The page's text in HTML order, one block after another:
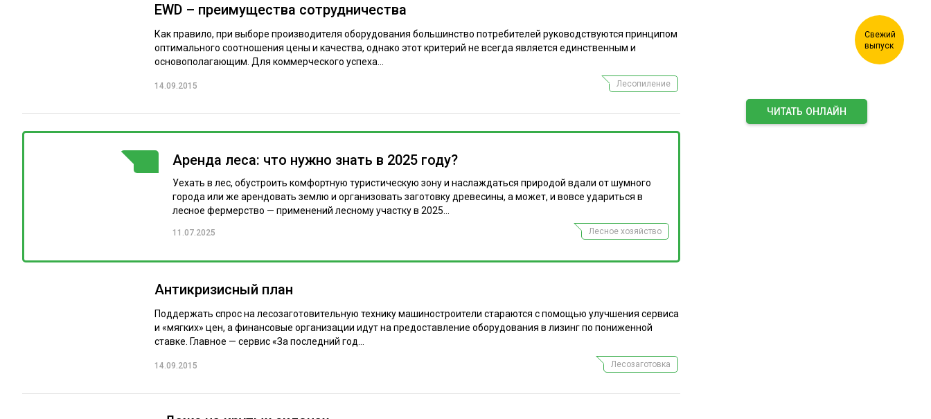
EWD – преимущества сотрудничества
Как правило, при выборе производителя оборудования большинство потребителей руководствуются принципом
оптимального соотношения цены и качества, однако этот критерий не всегда является единственным и
основополагающим. Для коммерческого успеха...
14.09.2015 Лесопиление
Антикризисный план
Поддержать спрос на лесозаготовительную технику машиностроители стараются с помощью улучшения сервиса
и «мягких» цен, а финансовые организации идут на предоставление оборудования в лизинг по пониженной
ставке. Главное — сервис «За последний год...
14.09.2015 Лесозаготовка
ГОРЯЧАЯ ТЕМА
Аренда леса: что нужно знать в 2025 году?
Уехать в лес, обустроить комфортную туристическую зону и наслаждаться природой вдали от шумного
города или же арендовать землю и организовать заготовку древесины, а может, и вовсе удариться в
лесное фермерство — применений лесному участку в 2025...
11.07.2025 Лесное хозяйство
ЧИТАТЬ ОНЛАЙН